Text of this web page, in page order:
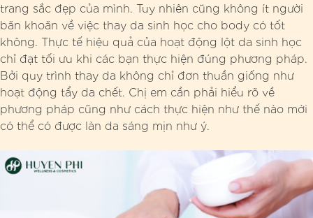
trang sắc đẹp của mình. Tuy nhiên cũng không ít người
băn khoăn về việc thay da sinh học cho body có tốt
không. Thực tế hiệu quả của hoạt động lột da sinh học
chỉ đạt tối ưu khi các bạn thực hiện đúng phương pháp.
Bởi quy trình thay da không chỉ đơn thuần giống như
hoạt động tẩy da chết. Chị em cần phải hiểu rõ về
phương pháp cũng như cách thực hiện như thế nào mới
có thể có được làn da sáng mịn như ý.